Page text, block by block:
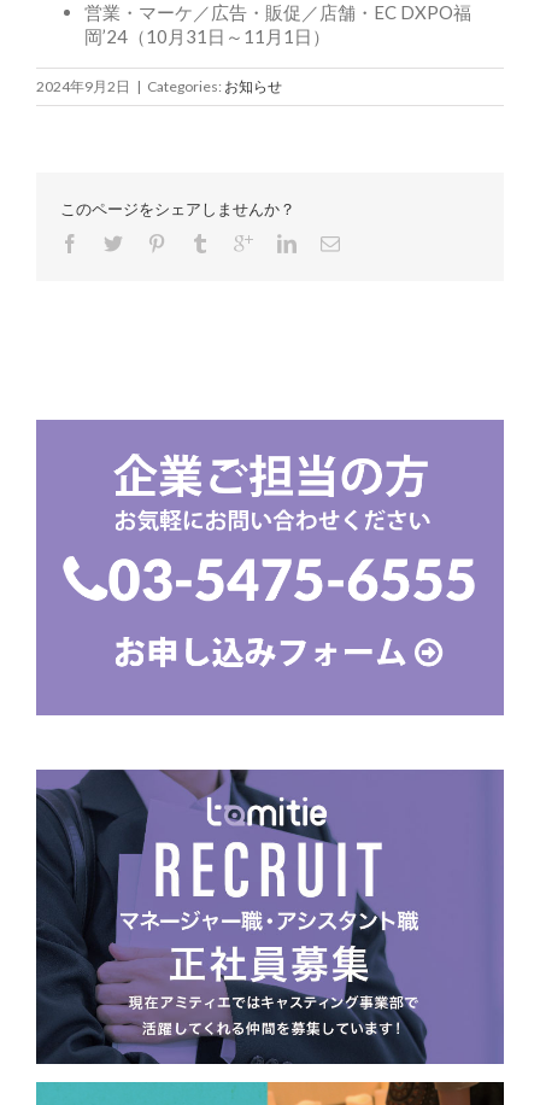
営業・マーケ／広告・販促／店舗・EC DXPO福
岡’24（10月31日～11月1日）
2024年9月2日 | Categories: お知らせ
このページをシェアしませんか？